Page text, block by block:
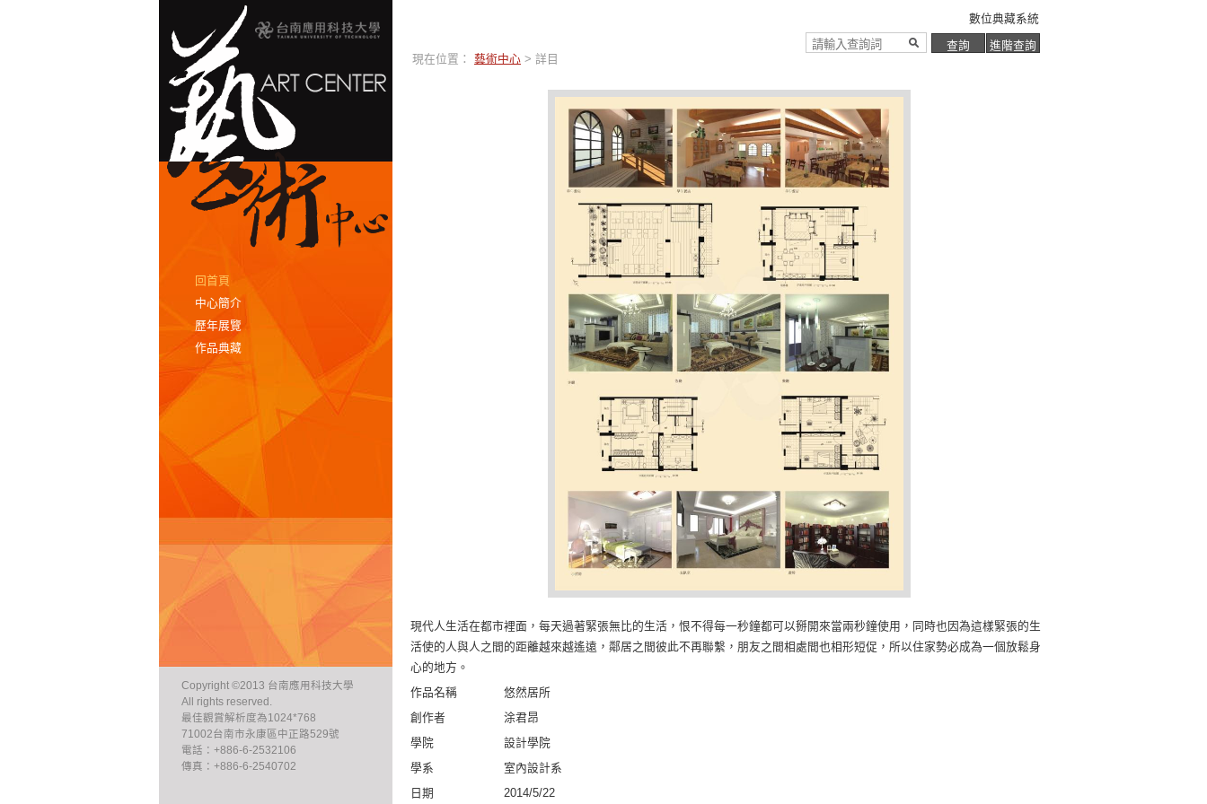
數位典藏系統
回首頁
中心簡介
歷年展覽
作品典藏
Copyright ©2013 台南應用科技大學
All rights reserved.
最佳觀賞解析度為1024*768
71002台南市永康區中正路529號
電話：+886-6-2532106
傳真：+886-6-2540702
現在位置： 藝術中心 > 詳目
現代人生活在都市裡面，每天過著緊張無比的生活，恨不得每一秒鐘都可以掰開來當兩秒鐘使用，同時也因為這樣緊張的生
活使的人與人之間的距離越來越遙遠，鄰居之間彼此不再聯繫，朋友之間相處間也相形短促，所以住家勢必成為一個放鬆身
心的地方。
作品名稱 悠然居所
創作者 涂君昂
學院 設計學院
學系 室內設計系
日期 2014/5/22